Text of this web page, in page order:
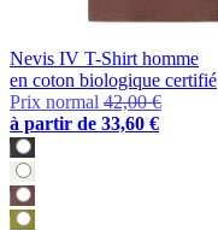
Nevis IV T-Shirt homme
en coton biologique certifié
Prix normal 42,00 €
à partir de 33,60 €